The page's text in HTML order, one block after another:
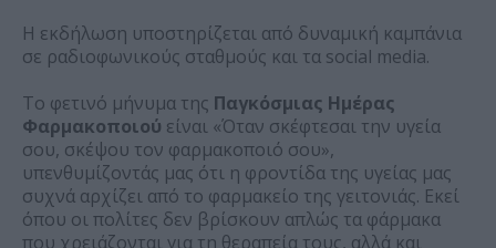
Η εκδήλωση υποστηρίζεται από δυναμική καμπάνια
σε ραδιοφωνικούς σταθμούς και τα social media.
Το φετινό μήνυμα της Παγκόσμιας Ημέρας
Φαρμακοποιού είναι «Όταν σκέφτεσαι την υγεία
σου, σκέψου τον φαρμακοποιό σου»,
υπενθυμίζοντάς μας ότι η φροντίδα της υγείας μας
συχνά αρχίζει από το φαρμακείο της γειτονιάς. Εκεί
όπου οι πολίτες δεν βρίσκουν απλώς τα φάρμακα
που χρειάζονται για τη θεραπεία τους, αλλά και